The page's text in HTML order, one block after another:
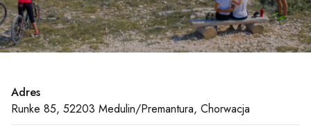
Adres
Runke 85, 52203 Medulin/Premantura, Chorwacja